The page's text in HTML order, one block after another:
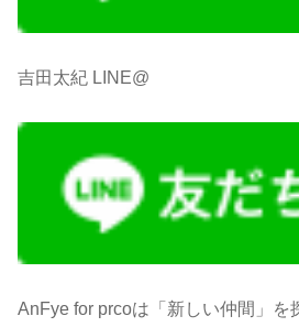
吉田太紀 LINE@
AnFye for prcoは「新しい仲間」を